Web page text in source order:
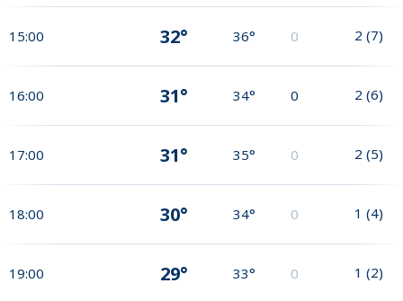
15:00 32° 36° 0 2 (7)
16:00 31° 34° 0 2 (6)
17:00 31° 35° 0 2 (5)
18:00 30° 34° 0 1 (4)
19:00 29° 33° 0 1 (2)